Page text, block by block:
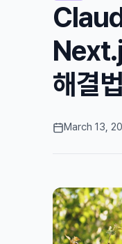
해결법
March 13,